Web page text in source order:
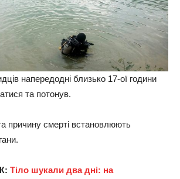
напередодні близько 17-ої години
та потонув.
причину смерті встановлюють
Тіло шукали два дні: на